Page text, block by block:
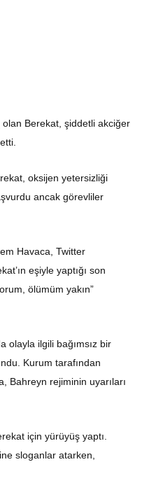
olan Berekat, şiddetli akciğer
oksijen yetersizliği
ancak görevliler
Havaca, Twitter
eşiyle yaptığı son
ölümüm yakın”
olayla ilgili bağımsız bir
Kurum tarafından
Bahreyn rejiminin uyarıları
için yürüyüş yaptı.
sloganlar atarken,